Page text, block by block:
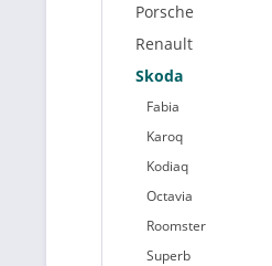
Porsche
Renault
Skoda
Fabia
Karoq
Kodiaq
Octavia
Roomster
Superb